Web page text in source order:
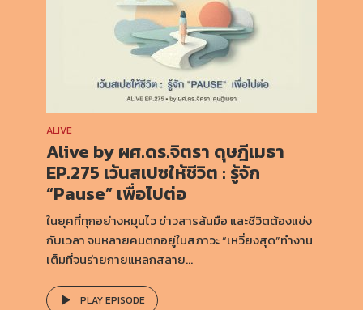
ALIVE
Alive by ผศ.ดร.จิตรา ดุษฎีเมธา
EP.275 เว้นสเปซให้ชีวิต : รู้จัก
“Pause” เพื่อไปต่อ
ในยุคที่ทุกอย่างหมุนไว ข่าวสารล้นมือ และชีวิตต้องแข่ง
กับเวลา จนหลายคนตกอยู่ในสภาวะ “เหวี่ยงสุด”ทำงาน
เต็มที่จนร่ายกายแหลกสลาย...
PLAY EPISODE